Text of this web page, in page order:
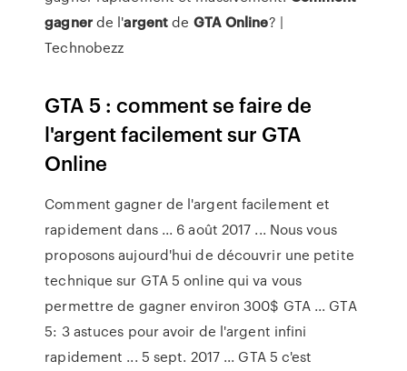
gagnerde l'argentde GTAOnline? |
Technobezz
GTA 5 : comment se faire de
l'argent facilement sur GTA
Online
Comment gagner de l'argent facilement et
rapidement dans ... 6 août 2017 ... Nous vous
proposons aujourd'hui de découvrir une petite
technique sur GTA 5 online qui va vous
permettre de gagner environ 300$ GTA ... GTA
5: 3 astuces pour avoir de l'argent infini
rapidement ... 5 sept. 2017 ... GTA 5 c'est